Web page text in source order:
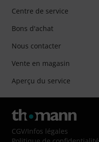
Centre de service
Bons d'achat
Nous contacter
Vente en magasin
Aperçu du service
CGV/Infos légales